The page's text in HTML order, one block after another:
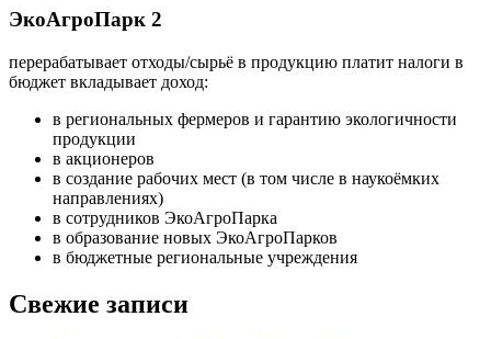
ЭкоАгроПарк 2
перерабатывает отходы/сырьё в продукцию платит налоги в
бюджет вкладывает доход:
в региональных фермеров и гарантию экологичности
продукции
в акционеров
в создание рабочих мест (в том числе в наукоёмких
направлениях)
в сотрудников ЭкоАгроПарка
в образование новых ЭкоАгроПарков
в бюджетные региональные учреждения
Свежие записи